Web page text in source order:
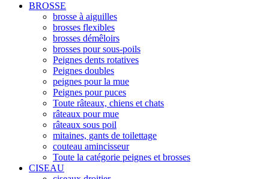
BROSSE
brosse à aiguilles
brosses flexibles
brosses démêloirs
brosses pour sous-poils
Peignes dents rotatives
Peignes doubles
peignes pour la mue
Peignes pour puces
Toute râteaux, chiens et chats
râteaux pour mue
râteaux sous poil
mitaines, gants de toilettage
couteau amincisseur
Toute la catégorie peignes et brosses
CISEAU